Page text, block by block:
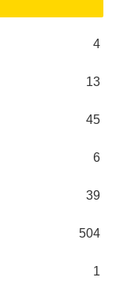
4
13
45
6
39
504
1